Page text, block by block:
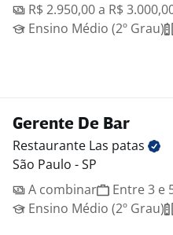
R$ 2.950,00 a R$
Ensino Médio (2º Grau)
Gerente De Bar
Restaurante Las patas
São Paulo - SP
A combinar
Entre 3 e
Ensino Médio (2º Grau)